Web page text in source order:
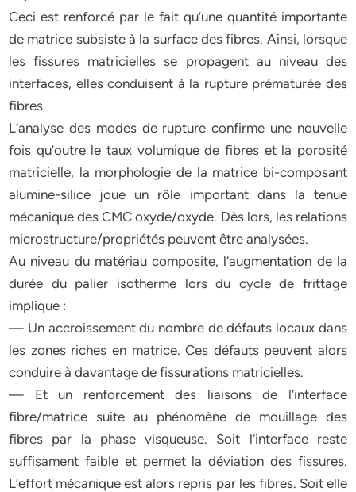
Ceci est renforcé par le fait qu’une quantité importante
de matrice subsiste à la surface des fibres. Ainsi, lorsque
les fissures matricielles se propagent au niveau des
interfaces, elles conduisent à la rupture prématurée des
fibres.
L’analyse des modes de rupture confirme une nouvelle
fois qu’outre le taux volumique de fibres et la porosité
matricielle, la morphologie de la matrice bi-composant
alumine-silice joue un rôle important dans la tenue
mécanique des CMC oxyde/oxyde. Dès lors, les relations
microstructure/propriétés peuvent être analysées.
Au niveau du matériau composite, l’augmentation de la
durée du palier isotherme lors du cycle de frittage
implique :
— Un accroissement du nombre de défauts locaux dans
les zones riches en matrice. Ces défauts peuvent alors
conduire à davantage de fissurations matricielles.
— Et un renforcement des liaisons de l’interface
fibre/matrice suite au phénomène de mouillage des
fibres par la phase visqueuse. Soit l’interface reste
suffisament faible et permet la déviation des fissures.
L’effort mécanique est alors repris par les fibres. Soit elle